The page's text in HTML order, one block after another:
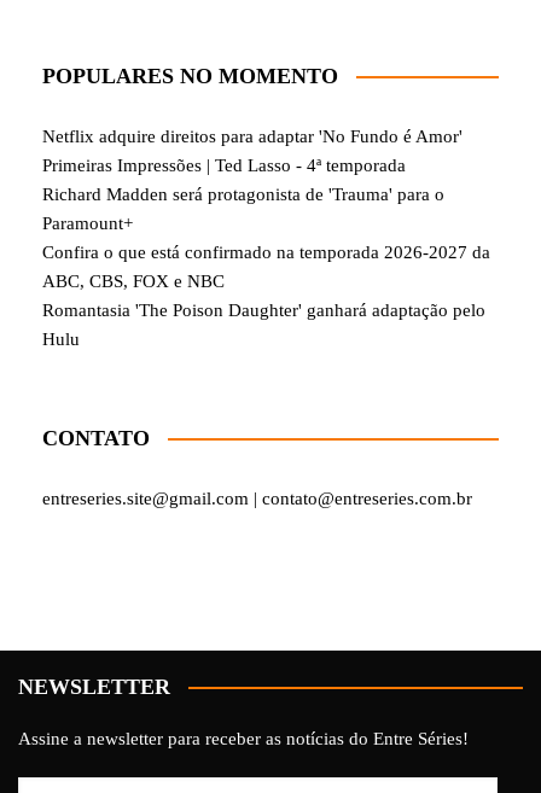
POPULARES NO MOMENTO
Netflix adquire direitos para adaptar 'No Fundo é Amor'
Primeiras Impressões | Ted Lasso - 4ª temporada
Richard Madden será protagonista de 'Trauma' para o
Paramount+
Confira o que está confirmado na temporada 2026-2027 da
ABC, CBS, FOX e NBC
Romantasia 'The Poison Daughter' ganhará adaptação pelo
Hulu
CONTATO
entreseries.site@gmail.com | contato@entreseries.com.br
NEWSLETTER
Assine a newsletter para receber as notícias do Entre Séries!